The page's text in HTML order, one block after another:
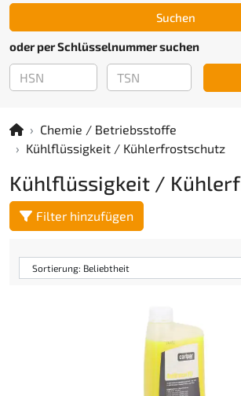
Suchen
oder per Schlüsselnummer suchen
Chemie / Betriebsstoffe
Kühlflüssigkeit / Kühlerfrostschutz
Kühlflüssigkeit /
Filter hinzufügen